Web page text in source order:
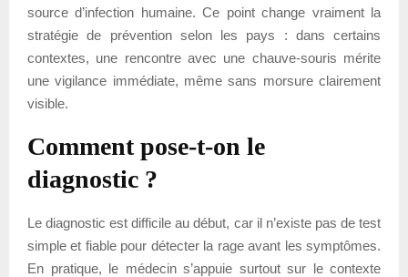
source d’infection humaine. Ce point change vraiment la
stratégie de prévention selon les pays : dans certains
contextes, une rencontre avec une chauve-souris mérite
une vigilance immédiate, même sans morsure clairement
visible.
Comment pose-t-on le
diagnostic ?
Le diagnostic est difficile au début, car il n’existe pas de test
simple et fiable pour détecter la rage avant les symptômes.
En pratique, le médecin s’appuie surtout sur le contexte